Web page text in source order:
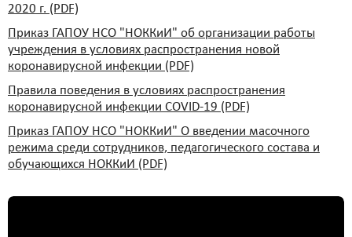
2020 г. (PDF)
Приказ ГАПОУ НСО "НОККиИ" об организации работы
учреждения в условиях распространения новой
коронавирусной инфекции (PDF)
Правила поведения в условиях распространения
коронавирусной инфекции COVID-19 (PDF)
Приказ ГАПОУ НСО "НОККиИ" О введении масочного
режима среди сотрудников, педагогического состава и
обучающихся НОККиИ (PDF)